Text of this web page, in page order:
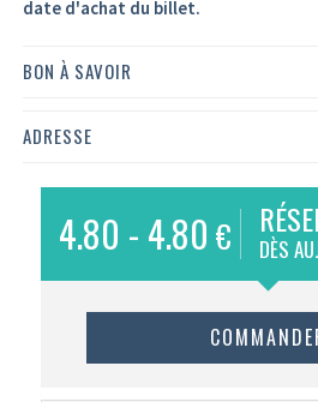
date d'achat du billet.
BON À SAVOIR
ADRESSE
4.80 - 4.80 € DÈS